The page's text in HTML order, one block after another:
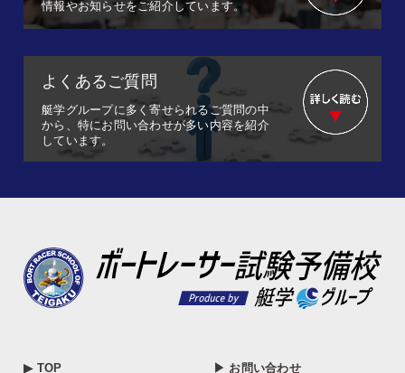
情報やお知らせをご紹介しています。
よくあるご質問
艇学グループに多く寄せられるご質問の中
から、特にお問い合わせが多い内容を紹介
しています。
▶ TOP ▶ お問い合わせ